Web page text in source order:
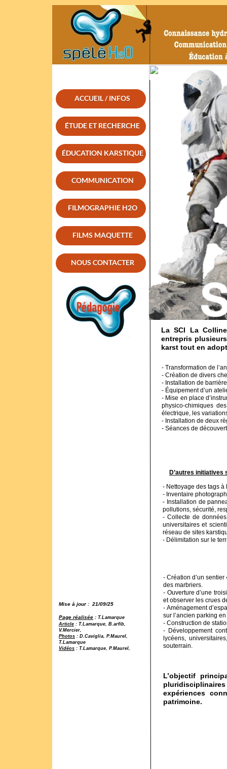
ACCUEIL / INFOS
ÉTUDE ET RECHERCHE
ÉDUCATION KARSTIQUE
COMMUNICATION
FILMOGRAPHIE H2O
FILMS MAQUETTE
NOUS CONTACTER
Mise à jour : 21/09/25
Page réalisée : T.Lamarque
Article : T.Lamarque, B.arfib,
V.Mercier,
Photos : D.Caviglia, P.Maurel,
T.Lamarque
Vidéos : T.Lamarque, P.Maurel,
La SCI La
entrepris
karst tout en
- Transformation de
- Création de divers
- Installation de
- Équipement d’un
- Mise en place
physico-chimiques
électrique, les
- Installation de deux
- Séances de
D’autres
- Nettoyage des tags à
- Inventaire
- Installation de
pollutions, sécurité,
- Collecte de
universitaires et
réseau de sites
- Délimitation sur le
- Création d’un
des marbriers.
- Ouverture d’une
et observer les crues
- Aménagement
sur l’ancien parking
- Construction de
- Développement
lycéens,
souterrain.
L’objectif
expériences
patrimoine.